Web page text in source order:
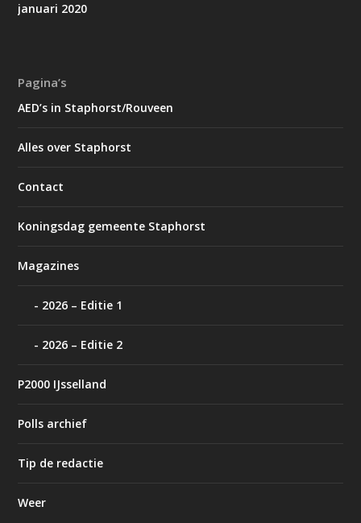
januari 2020
Pagina’s
AED’s in Staphorst/Rouveen
Alles over Staphorst
Contact
Koningsdag gemeente Staphorst
Magazines
2026 – Editie 1
2026 – Editie 2
P2000 IJsselland
Polls archief
Tip de redactie
Weer